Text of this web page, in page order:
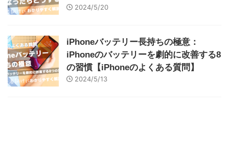
2024/5/20
iPhoneバッテリー長持ちの極意：
iPhoneのバッテリーを劇的に改善する8
の習慣【iPhoneのよくある質問】
2024/5/13